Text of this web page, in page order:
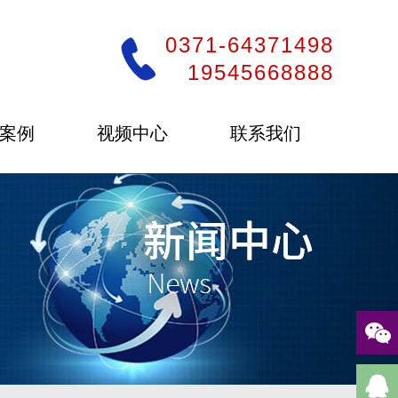
0371-64371498
19545668888
例 视频中心 联系我们